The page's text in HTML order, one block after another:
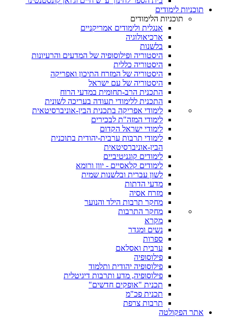
תוכניות לימודים
תוכניות הלימודים
אנגלית ולימודים אמריקניים
ארכיאולוגיה
בלשנות
היסטוריה ופילוסופיה של המדעים והרעיונות
היסטוריה כללית
היסטוריה של המזרח התיכון ואפריקה
היסטוריה של עם ישראל
התכנית הרב-תחומית במדעי הרוח
התכנית ללימודי תעודה בעריכה לשונית
לימודי אפריקה בתכנית הבין-אוניברסיטאית
לימודי המזה"ת לבכירים
לימודי ישראל הקדום
לימודי תרבות ערבית-יהודית בתוכנית
הבין-אוניברסיטאית
לימודים קוגניטיביים
לימודים קלאסיים - יוון ורומא
לשון עברית ובלשנות שמית
מדעי הדתות
מזרח אסיה
מחקר תרבות הילד והנוער
מחקר התרבות
מקרא
נשים ומגדר
ספרות
ערבית ואסלאם
פילוסופיה
פילוסופיה יהודית ותלמוד
פילוסופיה, מדע ותרבות דיגיטלית
תכנית "אופקים חדשים"
תכנית פכ"מ
תרבות צרפת
אתר הפקולטה